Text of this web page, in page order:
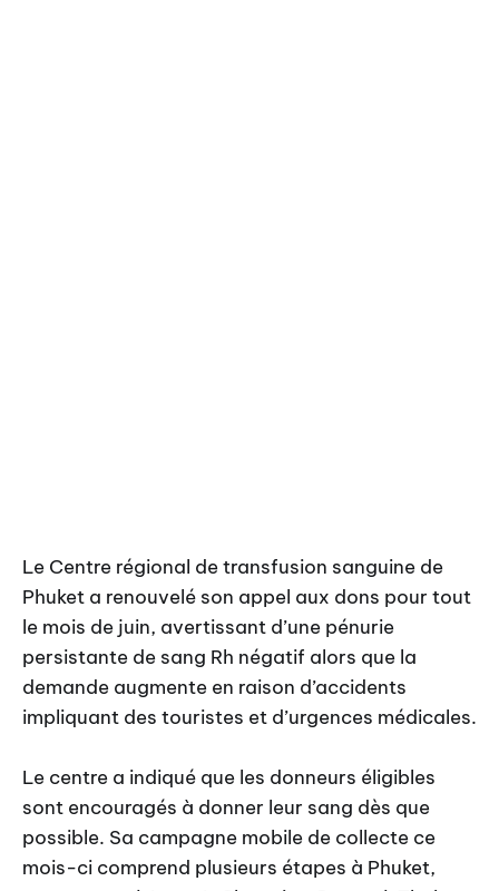
Le Centre régional de transfusion sanguine de
Phuket a renouvelé son appel aux dons pour tout
le mois de juin, avertissant d’une pénurie
persistante de sang Rh négatif alors que la
demande augmente en raison d’accidents
impliquant des touristes et d’urgences médicales.
Le centre a indiqué que les donneurs éligibles
sont encouragés à donner leur sang dès que
possible. Sa campagne mobile de collecte ce
mois-ci comprend plusieurs étapes à Phuket,